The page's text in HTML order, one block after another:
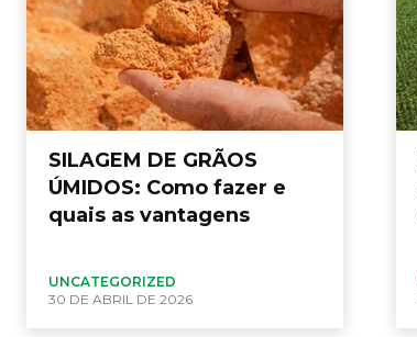
SILAGEM DE GRÃOS
ÚMIDOS: Como fazer e
quais as vantagens
UNCATEGORIZED
30 DE ABRIL DE 2026